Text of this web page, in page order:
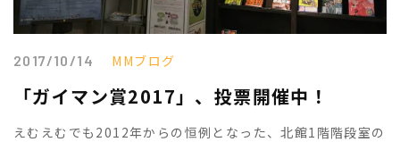
2017/10/14 MMブログ
「ガイマン賞2017」、投票開催中！
えむえむでも2012年からの恒例となった、北館1階階段室の